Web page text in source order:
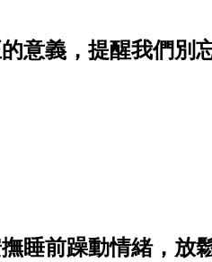
意義，提醒我們別
睡前躁動情緒，放